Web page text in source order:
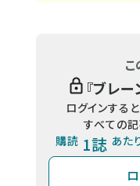
『ブレー
ログインする
すべての
購読 1誌 あた